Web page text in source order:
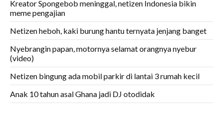
Kreator Spongebob meninggal, netizen Indonesia bikin
meme pengajian
Netizen heboh, kaki burung hantu ternyata jenjang banget
Nyebrangin papan, motornya selamat orangnya nyebur
(video)
Netizen bingung ada mobil parkir di lantai 3 rumah kecil
Anak 10 tahun asal Ghana jadi DJ otodidak